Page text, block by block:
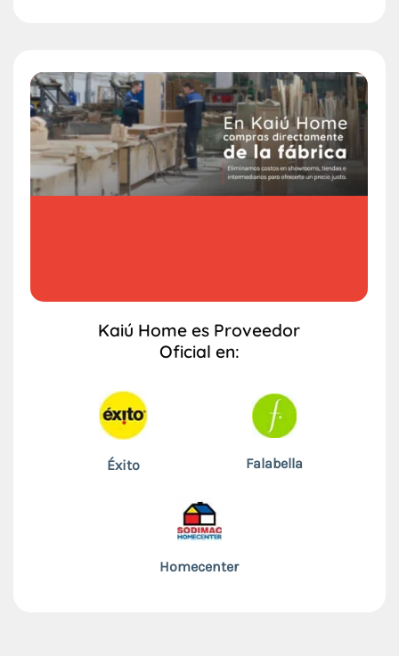
Kaiú Home es Proveedor
Oficial en:
Éxito Falabella
Homecenter